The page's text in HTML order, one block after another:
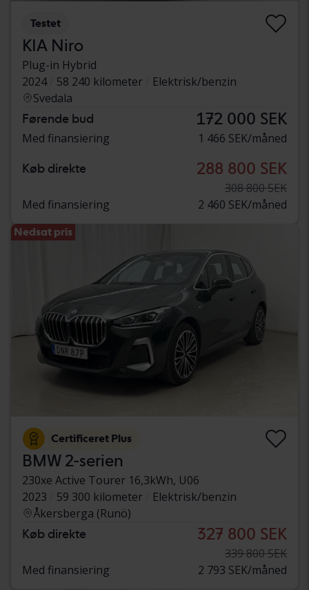
Testet
KIA Niro
Plug-in Hybrid
2024
58 240 kilometer
Elektrisk/benzin
Svedala
Førende bud 172 000 SEK
Med finansiering 1 466 SEK/måned
Køb direkte 288 800 SEK
308 800 SEK
Med finansiering
2 460 SEK/måned
Nedsat pris
Certificeret Plus
BMW 2-serien
230xe Active Tourer 16,3kWh, U06
2023
59 300 kilometer
Elektrisk/benzin
Åkersberga (Runö)
Køb direkte 327 800 SEK
339 800 SEK
Med finansiering
2 793 SEK/måned